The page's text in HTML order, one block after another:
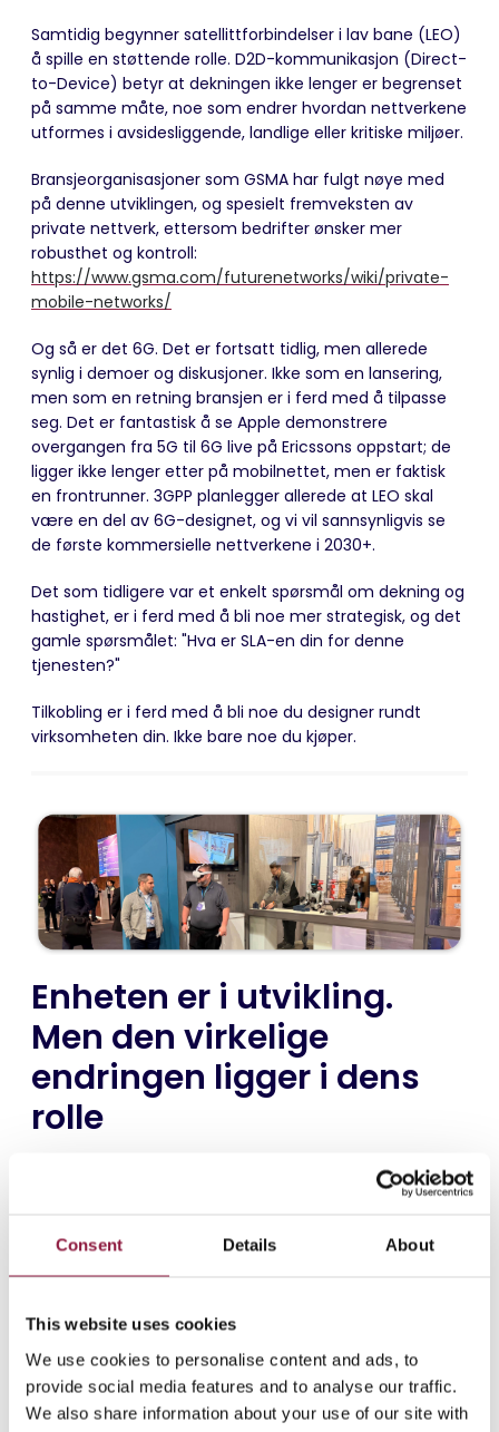
Consent Details About
This website uses cookies
We use cookies to personalise content and ads, to
provide social media features and to analyse our traffic.
We also share information about your use of our site with
Samtidig begynner satellittforbindelser i lav bane (LEO)
å spille en støttende rolle. D2D-kommunikasjon (Direct-
to-Device) betyr at dekningen ikke lenger er begrenset
på samme måte, noe som endrer hvordan nettverkene
utformes i avsidesliggende, landlige eller kritiske miljøer.
Bransjeorganisasjoner som GSMA har fulgt nøye med
på denne utviklingen, og spesielt fremveksten av
private nettverk, ettersom bedrifter ønsker mer
robusthet og kontroll:
https://www.gsma.com/futurenetworks/wiki/private-
mobile-networks/
Og så er det 6G. Det er fortsatt tidlig, men allerede
synlig i demoer og diskusjoner. Ikke som en lansering,
men som en retning bransjen er i ferd med å tilpasse
seg. Det er fantastisk å se Apple demonstrere
overgangen fra 5G til 6G live på Ericssons oppstart; de
ligger ikke lenger etter på mobilnettet, men er faktisk
en frontrunner. 3GPP planlegger allerede at LEO skal
være en del av 6G-designet, og vi vil sannsynligvis se
de første kommersielle nettverkene i 2030+.
Det som tidligere var et enkelt spørsmål om dekning og
hastighet, er i ferd med å bli noe mer strategisk, og det
gamle spørsmålet: "Hva er SLA-en din for denne
tjenesten?"
Tilkobling er i ferd med å bli noe du designer rundt
virksomheten din. Ikke bare noe du kjøper.
Enheten er i utvikling.
Men den virkelige
endringen ligger i dens
rolle
Det manglet ikke på ny maskinvare, og maskinvaren ser
ut til å være utformet som en sveitsisk lommekniv for
videoassistanse kommer inn i bildet.
leverandører eksperimenterer allerede med trefoldige
enda mer eksperimentelle konsepter, som smarte
kontaktlinser, begynner å dukke opp. De fleste av
enhetene er designet for forbrukere, men som vi alle